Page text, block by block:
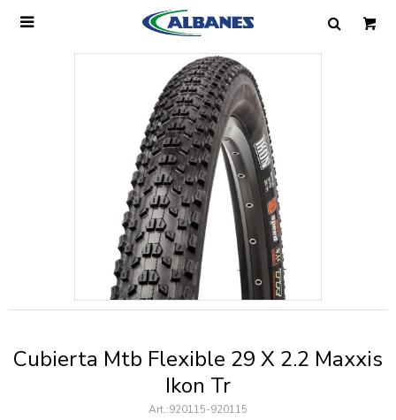

Cubierta Mtb Flexible 29 X 2.2 Maxxis
Ikon Tr
920115-920115
Ingresa tus datos y te informaremos cuando
tengamos stock disponible.
Correo electrónico
Mensaje